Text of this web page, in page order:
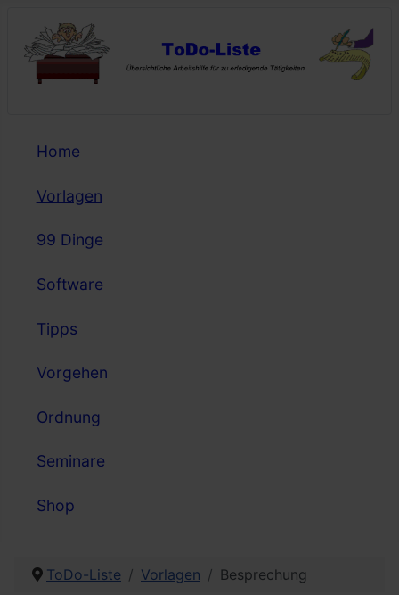
Home
Vorlagen
99 Dinge
Software
Tipps
Vorgehen
Ordnung
Seminare
Shop
ToDo-Liste Vorlagen Besprechung